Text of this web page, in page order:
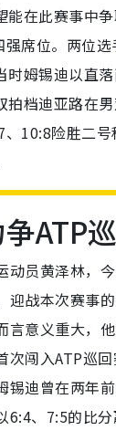
能在此赛事中
强席位。两位
姆锡迪以直落
拍档迪亚路在
10:8险胜二
ATP
动员黄泽林，
迎战本次赛事
言意义重大，
次闯入ATP巡
锡迪曾在两年
6:4、7:5的比分